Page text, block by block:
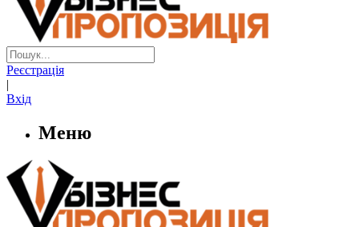
Реєстрація
|
Вхід
Меню